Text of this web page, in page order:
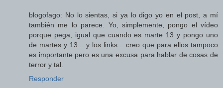
blogofago: No lo sientas, si ya lo digo yo en el post, a mí
también me lo parece. Yo, simplemente, pongo el vídeo
porque pega, igual que cuando es marte 13 y pongo uno
de martes y 13... y los links... creo que para ellos tampoco
es importante pero es una excusa para hablar de cosas de
terror y tal.
Responder